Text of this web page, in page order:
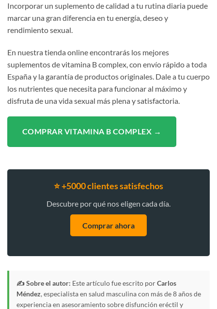
Incorporar un suplemento de calidad a tu rutina diaria puede
marcar una gran diferencia en tu energía, deseo y
rendimiento sexual.
En nuestra tienda online encontrarás los mejores
suplementos de vitamina B complex, con envío rápido a toda
España y la garantía de productos originales. Dale a tu cuerpo
los nutrientes que necesita para funcionar al máximo y
disfruta de una vida sexual más plena y satisfactoria.
COMPRAR VITAMINA B COMPLEX →
⭐ +5000 clientes satisfechos
Descubre por qué nos eligen cada día.
Comprar ahora
✍️ Sobre el autor: Este artículo fue escrito porCarlos
Méndez, especialista en salud masculina con más de 8 años de
experiencia en asesoramiento sobre disfunción eréctil y